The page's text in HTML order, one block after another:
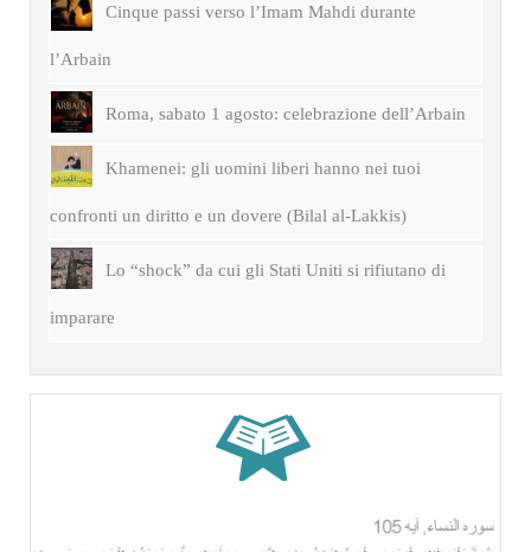
Cinque passi verso l’Imam Mahdi durante
l’Arbain
Roma, sabato 1 agosto: celebrazione dell’Arbain
Khamenei: gli uomini liberi hanno nei tuoi
confronti un diritto e un dovere (Bilal al-Lakkis)
Lo “shock” da cui gli Stati Uniti si rifiutano di
imparare